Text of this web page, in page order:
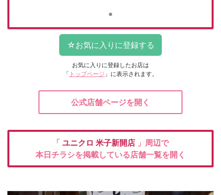
お気に入りに登録したお店は
「 トップページ 」に表示されます。
公式店舗ページを開く
「 ユニクロ 米子新開店 」周辺で
本日チラシを掲載している店舗一覧を開く